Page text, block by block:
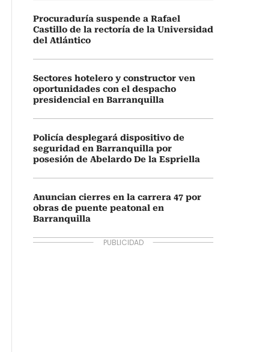
Procuraduría suspende a Rafael
Castillo de la rectoría de la Universidad
del Atlántico
Sectores hotelero y constructor ven
oportunidades con el despacho
presidencial en Barranquilla
Policía desplegará dispositivo de
seguridad en Barranquilla por
posesión de Abelardo De la Espriella
Anuncian cierres en la carrera 47 por
obras de puente peatonal en
Barranquilla